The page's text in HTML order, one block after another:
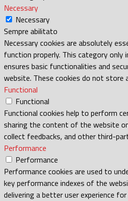
Necessary
Necessary
Sempre abilitato
Necessary cookies are absolutely
function properly. This category only
ensures basic functionalities and
website. These cookies do not store
Functional
Functional
Functional cookies help to perform
sharing the content of the website
collect feedbacks, and other third-
Performance
Performance
Performance cookies are used to
key performance indexes of the
delivering a better user experience